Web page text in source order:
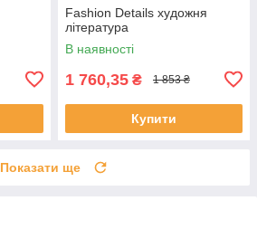
Fashion Details художня
література
В наявності
1 760,35 ₴ 1 853 ₴
Купити
Показати ще